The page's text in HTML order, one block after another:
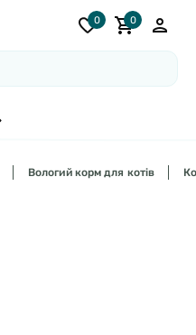
0 0
Вологий корм для котів